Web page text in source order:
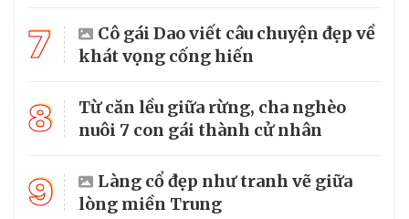
7
Cô gái Dao viết câu chuyện đẹp về
khát vọng cống hiến
8
Từ căn lều giữa rừng, cha nghèo
nuôi 7 con gái thành cử nhân
9
Làng cổ đẹp như tranh vẽ giữa
lòng miền Trung